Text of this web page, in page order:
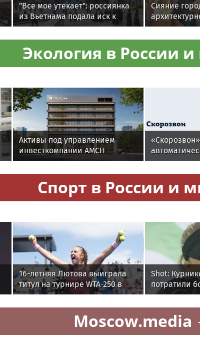
"Все мое утекает": россиянка
из Вьетнама подала иск к
ведьме из Томска, требуя
вернуть женское счастье
Сияние
началась в
Экология в России
Активы под управлением
инвесткомпании AMCH
превысили $50 млн
номеров
Спорт в России и
16-летняя Лютова выиграла
титул на турнире WTA-250 в
Мемфисе
Shot:
потратили
поместье в
Moscow.media